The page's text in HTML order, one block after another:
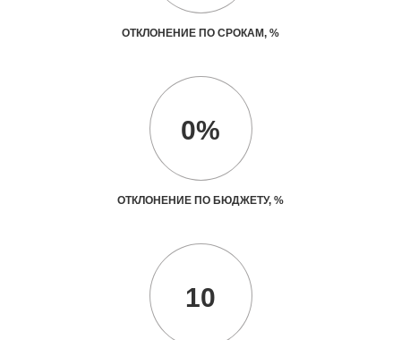
ОТКЛОНЕНИЕ ПО СРОКАМ, %
0%
ОТКЛОНЕНИЕ ПО БЮДЖЕТУ, %
10